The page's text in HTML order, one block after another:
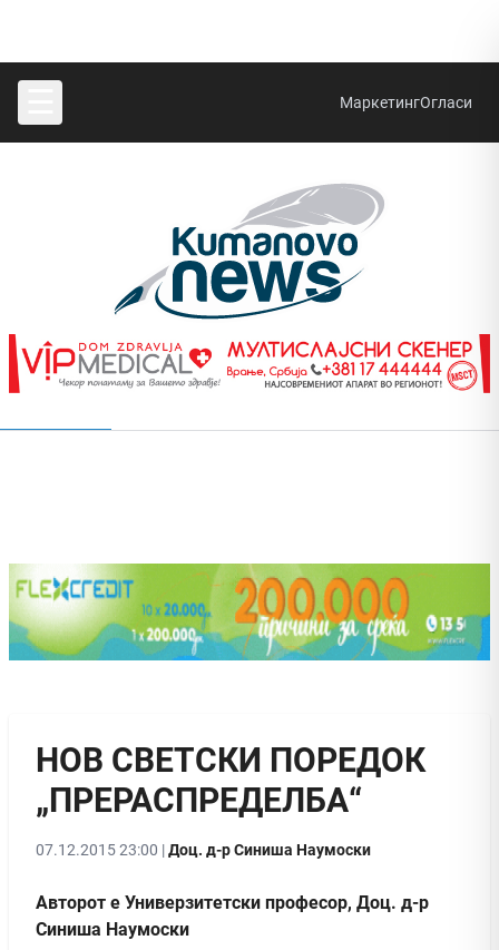
МаркетингОгласи
НОВ СВЕТСКИ ПОРЕДОК
„ПРЕРАСПРЕДЕЛБА“
07.12.2015 23:00 |Доц. д-р Синиша Наумоски
Авторот е Универзитетски професор, Доц. д-р
Синиша Наумоски